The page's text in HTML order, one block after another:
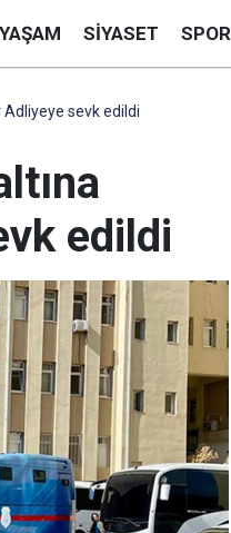
YAŞAM SIYASET SPOR
Adliyeye sevk edildi
edildi